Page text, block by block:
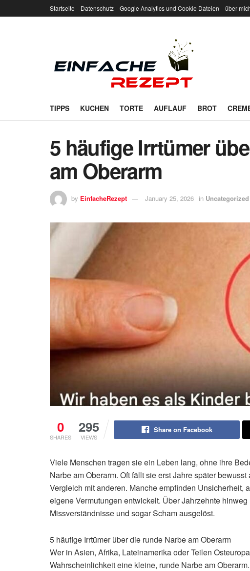
Startseite Datenschutz Google Analytics und Cookie Dateien über
TIPPS KUCHEN TORTE AUFLAUF BROT
5 häufige Irrtümer
am Oberarm
by EinfacheRezept January 25, 2026 in Uncategorized
0
SHARES
295
VIEWS
Share on Facebook
Viele Menschen tragen sie ein Leben lang, ohne ihre
Narbe am Oberarm. Oft fällt sie erst Jahre später
Vergleich mit anderen. Manche empfinden Unsicherheit,
eigene Vermutungen entwickelt. Über Jahrzehnte
Missverständnisse und sogar Scham ausgelöst.
5 häufige Irrtümer über die runde Narbe am Oberarm
Wer in Asien, Afrika, Lateinamerika oder Teilen
Wahrscheinlichkeit eine kleine, runde Narbe am